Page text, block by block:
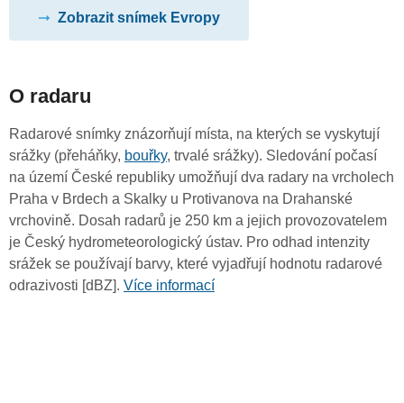
Zobrazit snímek Evropy
O radaru
Radarové snímky znázorňují místa, na kterých se vyskytují
srážky (přeháňky, bouřky, trvalé srážky). Sledování počasí
na území České republiky umožňují dva radary na vrcholech
Praha v Brdech a Skalky u Protivanova na Drahanské
vrchovině. Dosah radarů je 250 km a jejich provozovatelem
je Český hydrometeorologický ústav. Pro odhad intenzity
srážek se používají barvy, které vyjadřují hodnotu radarové
odrazivosti [dBZ]. Více informací